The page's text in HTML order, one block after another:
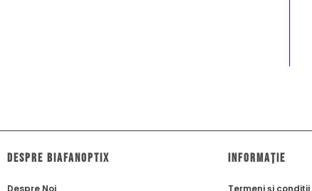
dESPRE biafanoptix
Despre Noi
Informație
Termeni și condiții